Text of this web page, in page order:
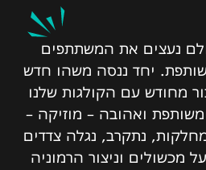
נעצים את המשתתפים
יחד ננסה משהו חדש
מחודש עם הקולגות שלנו
ואהובה – מוזיקה –
נתקרב, נגלה צדדים
מכשולים וניצור הרמוניה